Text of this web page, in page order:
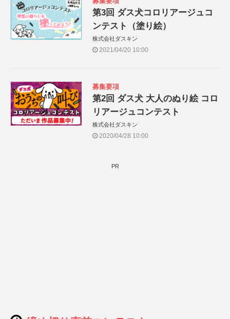
第3回 ダス犬コロリアージュコ
ンテスト（塗り絵）
株式会社ダスキン
2021/04/20 10:00
募集要項
第2回 ダス犬 大人のぬり絵 コロ
リアージュコンテスト
株式会社ダスキン
2020/04/28 10:00
PR